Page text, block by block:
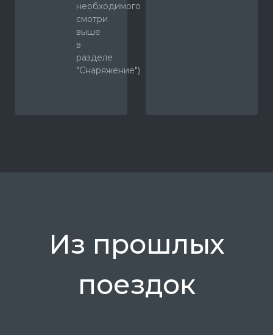
необходимого
смотри
выше
в
разделе
"Снаряжение")
Из прошлых
поездок